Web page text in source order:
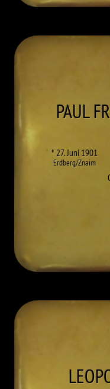
PAUL
* 27. Juni 1901
Erdberg/Znaim